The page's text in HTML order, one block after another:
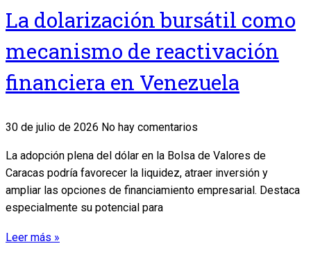
La dolarización bursátil como
mecanismo de reactivación
financiera en Venezuela
30 de julio de 2026 No hay comentarios
La adopción plena del dólar en la Bolsa de Valores de
Caracas podría favorecer la liquidez, atraer inversión y
ampliar las opciones de financiamiento empresarial. Destaca
especialmente su potencial para
Leer más »